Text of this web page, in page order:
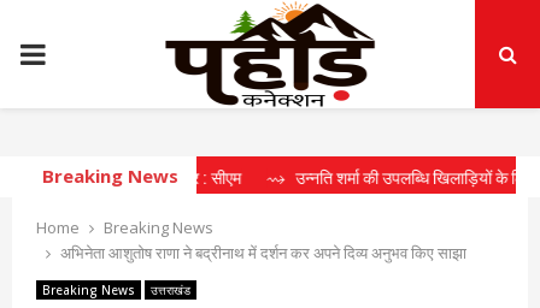
PRIMARY
MENU
Breaking News
तंत्र : सीएम ⇝ उन्नति शर्मा की उपलब्धि खिलाड़ियों के लिए प्रेरणास्रोत :
Home
Breaking News
अभिनेता आशुतोष राणा ने बद्रीनाथ में दर्शन कर अपने दिव्य अनुभव किए साझा
Breaking News उत्तराखंड